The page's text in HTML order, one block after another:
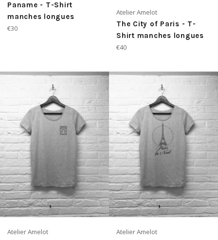
Paname - T-Shirt
manches longues
Prix
€30
Atelier Amelot
The City of Paris - T-
Shirt manches longues
Prix
€40
Atelier Amelot
Atelier Amelot